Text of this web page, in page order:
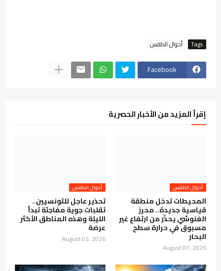
Tags أحوال الطقس
Facebook
إقرأ المزيد من الأخبار الحصرية
أحوال الطقس
المحيطات تدخل منطقة
قياسية جديدة.. محرز
الغنوشي يحذّر من ارتفاع غير
مسبوق في حرارة سطح
البحار
August 07, 2026
أحوال الطقس
تحذير عاجل للتونسيين..
تقلبات جوية مفاجئة تبدأ
الليلة وهذه المناطق الأكثر
عرضة
August 03, 2026